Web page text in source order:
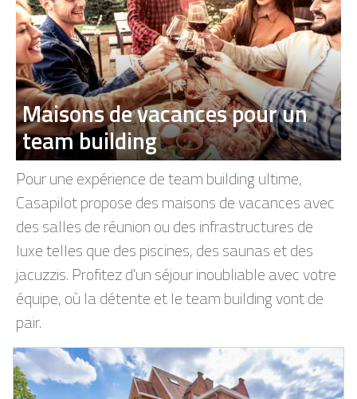
Maisons de vacances pour un
team building
Pour une expérience de team building ultime,
Casapilot propose des maisons de vacances avec
des salles de réunion ou des infrastructures de
luxe telles que des piscines, des saunas et des
jacuzzis. Profitez d'un séjour inoubliable avec votre
équipe, où la détente et le team building vont de
pair.